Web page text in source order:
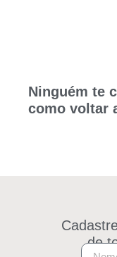
Ninguém te
como voltar
de